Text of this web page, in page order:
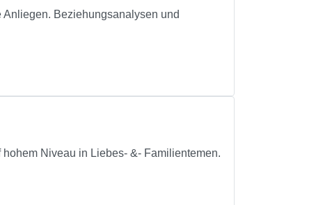
Beziehungsanalysen und
Niveau in Liebes- &- Familientemen.